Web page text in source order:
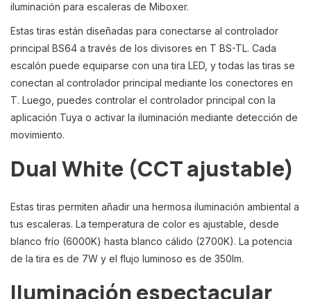
iluminación para escaleras de Miboxer.
Estas tiras están diseñadas para conectarse al controlador
principal BS64 a través de los divisores en T BS-TL. Cada
escalón puede equiparse con una tira LED, y todas las tiras se
conectan al controlador principal mediante los conectores en
T. Luego, puedes controlar el controlador principal con la
aplicación Tuya o activar la iluminación mediante detección de
movimiento.
Dual White (CCT ajustable)
Estas tiras permiten añadir una hermosa iluminación ambiental a
tus escaleras. La temperatura de color es ajustable, desde
blanco frío (6000K) hasta blanco cálido (2700K). La potencia
de la tira es de 7W y el flujo luminoso es de 350lm.
Iluminación espectacular